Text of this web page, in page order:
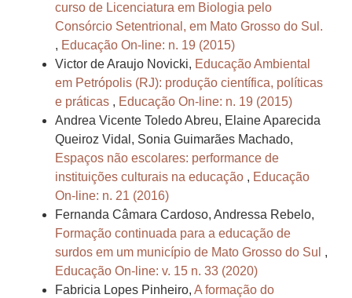
curso de Licenciatura em Biologia pelo
Consórcio Setentrional, em Mato Grosso do Sul.
, Educação On-line: n. 19 (2015)
Victor de Araujo Novicki, Educação Ambiental
em Petrópolis (RJ): produção científica, políticas
e práticas , Educação On-line: n. 19 (2015)
Andrea Vicente Toledo Abreu, Elaine Aparecida
Queiroz Vidal, Sonia Guimarães Machado,
Espaços não escolares: performance de
instituições culturais na educação , Educação
On-line: n. 21 (2016)
Fernanda Câmara Cardoso, Andressa Rebelo,
Formação continuada para a educação de
surdos em um município de Mato Grosso do Sul ,
Educação On-line: v. 15 n. 33 (2020)
Fabricia Lopes Pinheiro, A formação do